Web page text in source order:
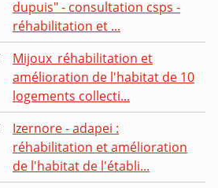
dupuis" - consultation csps -
réhabilitation et ...
Mijoux_réhabilitation et
amélioration de l'habitat de 10
logements collecti...
Izernore - adapei :
réhabilitation et amélioration
de l'habitat de l'établi...